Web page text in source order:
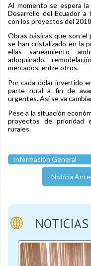
Al momento se espera
Desarrollo del Ecuador a
con los proyectos del
Obras básicas que son el
se han cristalizado en la
ellas saneamiento
adoquinado,
mercados, entre otros.
Por cada dólar invertido
parte rural a fin de
urgentes. Así se va
Pese a la situación
proyectos de prioridad
rurales.
Información General
‹ Noticia